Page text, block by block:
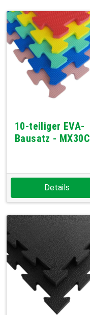
10-teiliger EVA-
Bausatz - MX30C
Details